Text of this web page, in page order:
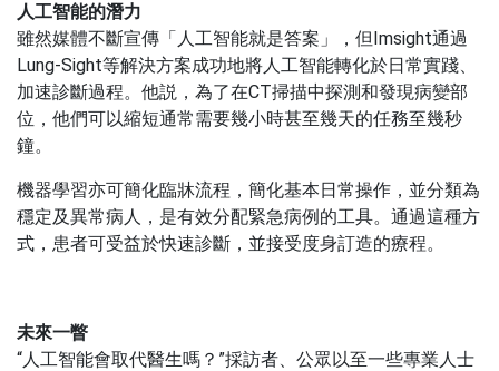
人工智能的潛力
雖然媒體不斷宣傳「人工智能就是答案」，但Imsight通過
Lung-Sight等解決方案成功地將人工智能轉化於日常實踐、
加速診斷過程。他説，為了在CT掃描中探測和發現病變部
位，他們可以縮短通常需要幾小時甚至幾天的任務至幾秒
鐘。
機器學習亦可簡化臨牀流程，簡化基本日常操作，並分類為
穩定及異常病人，是有效分配緊急病例的工具。通過這種方
式，患者可受益於快速診斷，並接受度身訂造的療程。
未來一瞥
“人工智能會取代醫生嗎？”採訪者、公眾以至一些專業人士